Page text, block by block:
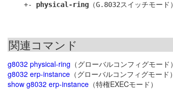
    +-
physical-ring
関連コマンド
g8032 physical-ring （グローバルコンフィグモード）
g8032 erp-instance （グローバルコンフィグモード）
show g8032 erp-instance （特権EXECモード）